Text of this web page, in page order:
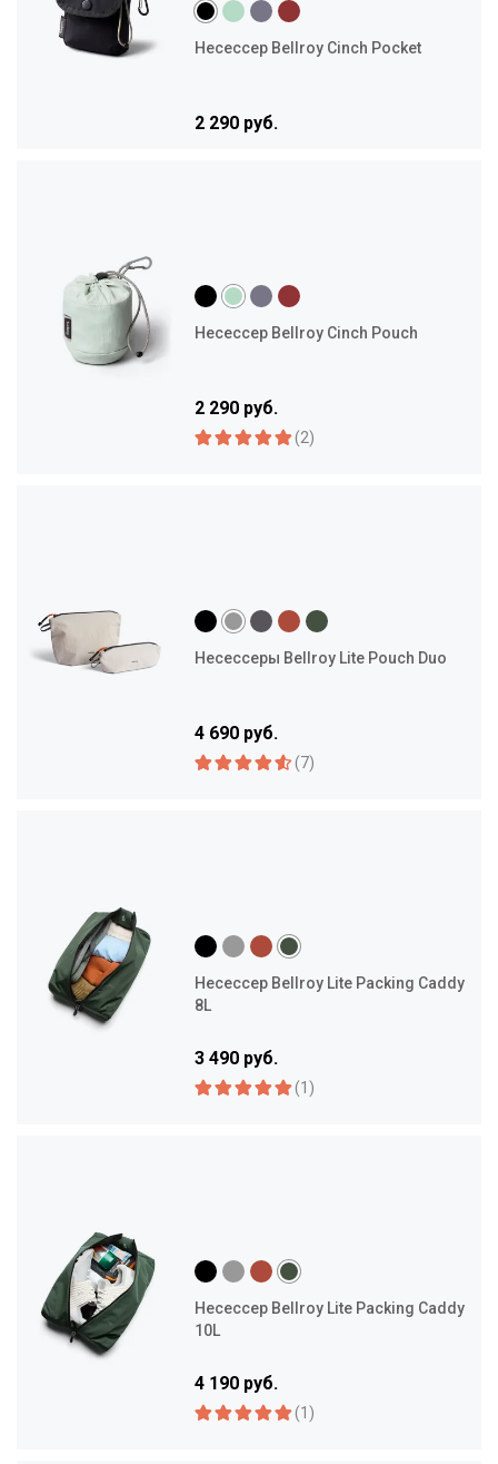
Несессер Bellroy Cinch Pocket
2 290 руб.
Несессер Bellroy Cinch Pouch
2 290 руб.
(2)
Несессеры Bellroy Lite Pouch Duo
4 690 руб.
(7)
Несессер Bellroy Lite Packing Caddy
8L
3 490 руб.
(1)
Несессер Bellroy Lite Packing Caddy
10L
4 190 руб.
(1)